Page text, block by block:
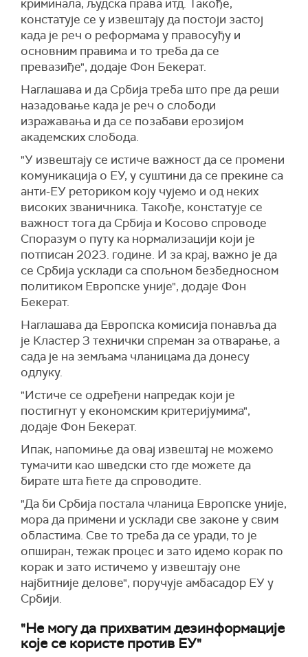
криминала, људска права итд. Такође,
констатује се у извештају да постоји застој
када је реч о реформама у правосуђу и
основним правима и то треба да се
превазиђе", додаје Фон Бекерат.
Наглашава и да Србија треба што пре да реши
назадовање када је реч о слободи
изражавања и да се позабави ерозијом
академских слобода.
"У извештају се истиче важност да се промени
комуникација о ЕУ, у суштини да се прекине са
анти-ЕУ реториком коју чујемо и од неких
високих званичника. Такође, констатује се
важност тога да Србија и Kосово спроводе
Споразум о путу ка нормализацији који је
потписан 2023. године. И за крај, важно је да
се Србија усклади са спољном безбедносном
политиком Европске уније", додаје Фон
Бекерат.
Наглашава да Европска комисија понавља да
је Кластер 3 технички спреман за отварање, а
сада је на земљама чланицама да донесу
одлуку.
"Истиче се одређени напредак који је
постигнут у економским критеријумима",
додаје Фон Бекерат.
Ипак, напомиње да овај извештај не можемо
тумачити као шведски сто где можете да
бирате шта ћете да спроводите.
"Да би Србија постала чланица Европске уније,
мора да примени и усклади све законе у свим
областима. Све то треба да се уради, то је
опширан, тежак процес и зато идемо корак по
корак и зато истичемо у извештају оне
најбитније делове", поручује амбасадор ЕУ у
Србији.
"Не могу да прихватим дезинформације
које се користе против ЕУ"